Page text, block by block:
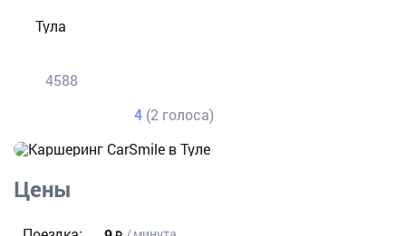
Тула
4588
4 (2 голоса)
Цены